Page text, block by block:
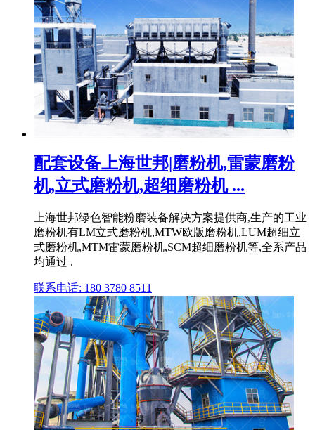
配套设备上海世邦|磨粉机,雷蒙磨粉
机,立式磨粉机,超细磨粉机 ...
上海世邦绿色智能粉磨装备解决方案提供商,生产的工业
磨粉机有LM立式磨粉机,MTW欧版磨粉机,LUM超细立
式磨粉机,MTM雷蒙磨粉机,SCM超细磨粉机等,全系产品
均通过 .
联系电话: 180 3780 8511